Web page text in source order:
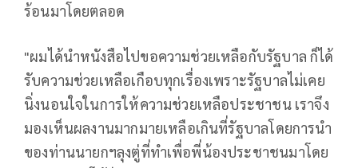
ร้อนมาโดยตลอด
"ผมได้นำหนังสือไปขอความช่วยเหลือกับรัฐบาล ก็ได้
รับความช่วยเหลือเกือบทุกเรื่องเพราะรัฐบาลไม่เคย
นิ่งนอนใจในการให้ความช่วยเหลือประชาชน เราจึง
มองเห็นผลงานมากมายเหลือเกินที่รัฐบาลโดยการนำ
ของท่านนายกฯลุงตู่ที่ทำเพื่อพี่น้องประชาชนมาโดย